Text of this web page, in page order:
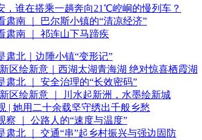
，谁在搭乘一趟奔向21℃崆峒的慢列车？
肃南 ｜ 巴尔斯小镇的“清凉经济”
肃南 ｜ 祁连山下马蹄疾
肃北｜边陲小镇“变形记”
区绘新意｜西湖太湖青海湖 绝对惊喜栖霞湖
肃北 ｜ 安全治理的“长效密码”
区绘新意 ｜ 川水起新洲，水墨绘新城
| 她用二十余载坚守绣出千般乡愁
察 ｜ 公路人的“速度与温度”
肃北 ｜ 交通“串”起乡村振兴与强边固防